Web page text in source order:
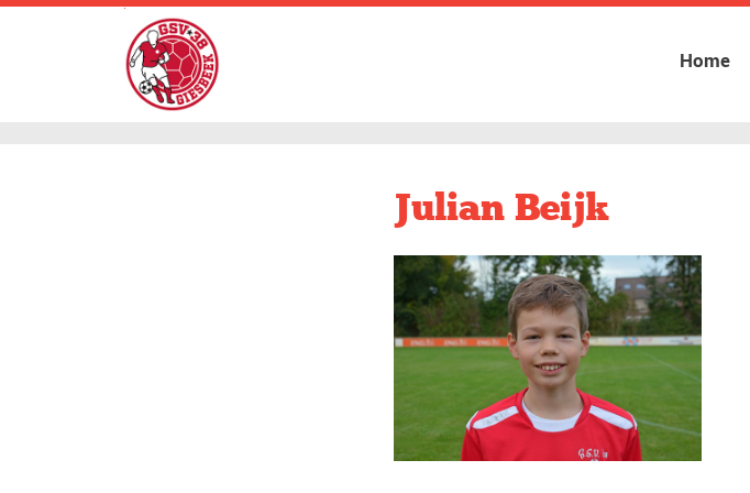
Home
Julian Beijk